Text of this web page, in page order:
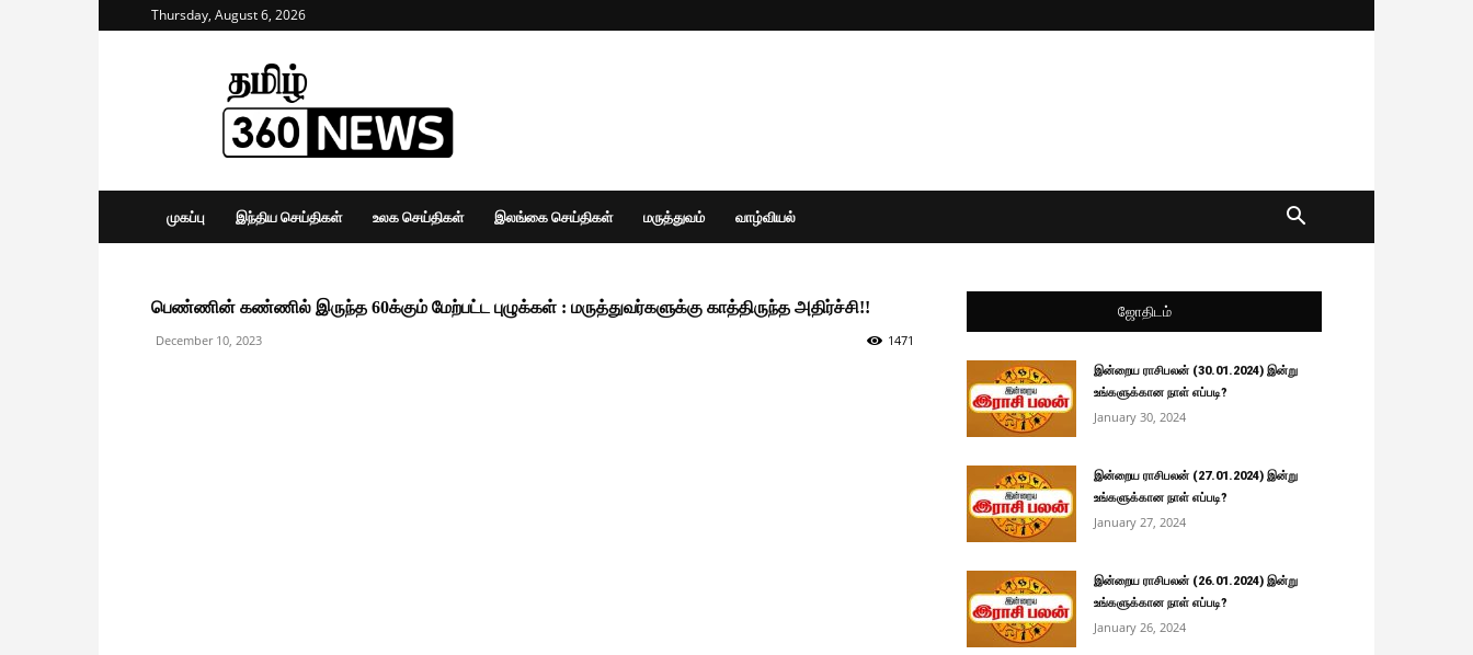
Thursday, August 6, 2026
Tamil
360
News
முகப்பு இந்திய செய்திகள் உலக செய்திகள் இலங்கை செய்திகள் மருத்துவம் வாழ்வியல்
பெண்ணின் கண்ணில் இருந்த 60க்கும் மேற்பட்ட புழுக்கள் : மருத்துவர்களுக்கு காத்திருந்த அதிர்ச்சி!!
December 10, 2023 1471
ஜோதிடம்
இன்றைய ராசிபலன் (30.01.2024) இன்று
உங்களுக்கான நாள் எப்படி?
January 30, 2024
இன்றைய ராசிபலன் (27.01.2024) இன்று
உங்களுக்கான நாள் எப்படி?
January 27, 2024
இன்றைய ராசிபலன் (26.01.2024) இன்று
உங்களுக்கான நாள் எப்படி?
January 26, 2024